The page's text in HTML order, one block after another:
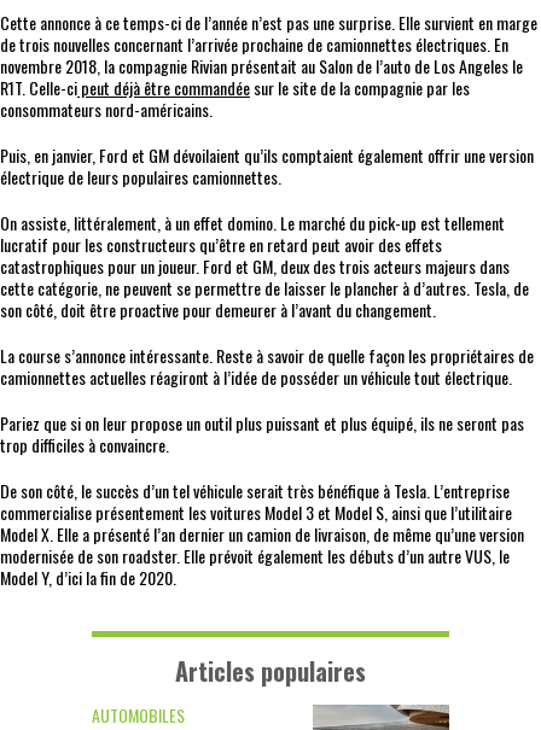
Cette annonce à ce temps-ci de l’année n’est pas une surprise. Elle survient en marge
de trois nouvelles concernant l’arrivée prochaine de camionnettes électriques. En
novembre 2018, la compagnie Rivian présentait au Salon de l’auto de Los Angeles le
R1T. Celle-cipeut déjà être commandéesur le site de la compagnie par les
consommateurs nord-américains.
Puis, en janvier, Ford et GM dévoilaient qu’ils comptaient également offrir une version
électrique de leurs populaires camionnettes.
On assiste, littéralement, à un effet domino. Le marché du pick-up est tellement
lucratif pour les constructeurs qu’être en retard peut avoir des effets
catastrophiques pour un joueur. Ford et GM, deux des trois acteurs majeurs dans
cette catégorie, ne peuvent se permettre de laisser le plancher à d’autres. Tesla, de
son côté, doit être proactive pour demeurer à l’avant du changement.
La course s’annonce intéressante. Reste à savoir de quelle façon les propriétaires de
camionnettes actuelles réagiront à l’idée de posséder un véhicule tout électrique.
Pariez que si on leur propose un outil plus puissant et plus équipé, ils ne seront pas
trop difficiles à convaincre.
De son côté, le succès d’un tel véhicule serait très bénéfique à Tesla. L’entreprise
commercialise présentement les voitures Model 3 et Model S, ainsi que l’utilitaire
Model X. Elle a présenté l’an dernier un camion de livraison, de même qu’une version
modernisée de son roadster. Elle prévoit également les débuts d’un autre VUS, le
Model Y, d’ici la fin de 2020.
Articles populaires
AUTOMOBILES